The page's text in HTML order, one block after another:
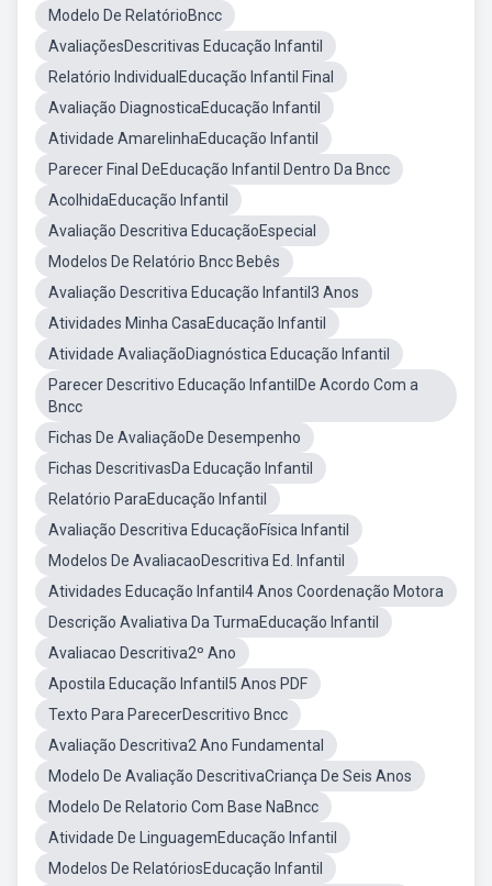
Modelo De RelatórioBncc
AvaliaçõesDescritivas Educação Infantil
Relatório IndividualEducação Infantil Final
Avaliação DiagnosticaEducação Infantil
Atividade AmarelinhaEducação Infantil
Parecer Final DeEducação Infantil Dentro Da Bncc
AcolhidaEducação Infantil
Avaliação Descritiva EducaçãoEspecial
Modelos De Relatório Bncc Bebês
Avaliação Descritiva Educação Infantil3 Anos
Atividades Minha CasaEducação Infantil
Atividade AvaliaçãoDiagnóstica Educação Infantil
Parecer Descritivo Educação InfantilDe Acordo Com a
Bncc
Fichas De AvaliaçãoDe Desempenho
Fichas DescritivasDa Educação Infantil
Relatório ParaEducação Infantil
Avaliação Descritiva EducaçãoFísica Infantil
Modelos De AvaliacaoDescritiva Ed. Infantil
Atividades Educação Infantil4 Anos Coordenação Motora
Descrição Avaliativa Da TurmaEducação Infantil
Avaliacao Descritiva2º Ano
Apostila Educação Infantil5 Anos PDF
Texto Para ParecerDescritivo Bncc
Avaliação Descritiva2 Ano Fundamental
Modelo De Avaliação DescritivaCriança De Seis Anos
Modelo De Relatorio Com Base NaBncc
Atividade De LinguagemEducação Infantil
Modelos De RelatóriosEducação Infantil